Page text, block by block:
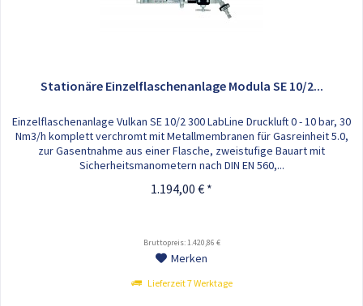
Stationäre Einzelflaschenanlage Modula SE 10/2...
Einzelflaschenanlage Vulkan SE 10/2 300 LabLine Druckluft 0 - 10 bar, 30
Nm3/h komplett verchromt mit Metallmembranen für Gasreinheit 5.0,
zur Gasentnahme aus einer Flasche, zweistufige Bauart mit
Sicherheitsmanometern nach DIN EN 560,...
1.194,00 € *
Bruttopreis: 1.420,86 €
Merken
Lieferzeit 7 Werktage